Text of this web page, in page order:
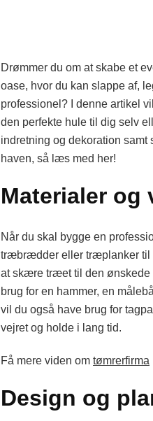
Drømmer du om at skabe et
oase, hvor du kan slappe af,
professionel? I denne artikel
den perfekte hule til dig selv
indretning og dekoration
haven, så læs med her!
Materialer
Når du skal bygge en
træbrædder eller træplanker til
at skære træet til den ønskede
brug for en hammer, en
vil du også have brug for
vejret og holde i lang tid.
Få mere viden om tømrerfirma
Design og